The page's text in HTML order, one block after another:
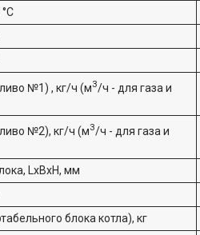
№1) , кг/ч (м3/ч - для газа и
№2), кг/ч (м3/ч - для газа и
LxBxH, мм
блока котла), кг